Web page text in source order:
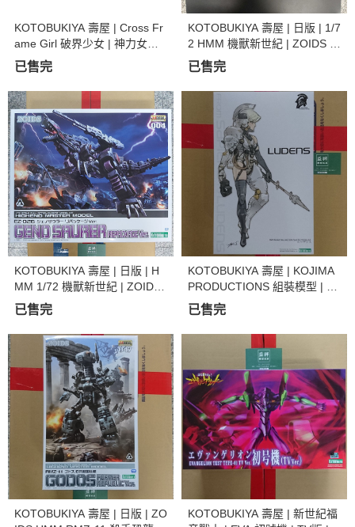
KOTOBUKIYA 壽屋 | Cross Fr
ame Girl 破界少女 | 神力女超
人 | 島田文金Ver. 組裝模型
已售完
KOTOBUKIYA 壽屋 | 日版 | 1/7
2 HMM 機獸新世紀 | ZOIDS 洛
伊德 | EPZ-003 黑色長牙虎 |
Marking Plus ver. 組裝模型
已售完
KOTOBUKIYA 壽屋 | 日版 | H
MM 1/72 機獸新世紀 | ZOIDS
洛伊德 | EZ-026 屠殺魔龍 | 組
裝模型
已售完
KOTOBUKIYA 壽屋 | KOJIMA
PRODUCTIONS 組裝模型 | 小
島秀夫 | LUDENS
已售完
KOTOBUKIYA 壽屋 | 日版 | ZO
KOTOBUKIYA 壽屋 | 新世紀福